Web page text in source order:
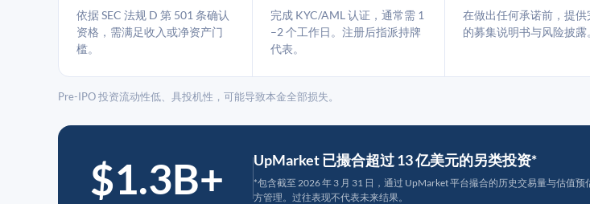
依据 SEC 法规 D 第 501 条确认
资格，需满足收入或净资产门
槛。
完成 KYC/AML 认证，通常需 1
–2 个工作日。注册后指派持牌
代表。
在做出任何承诺前，提供
的募集说明书与风险披露
Pre-IPO 投资流动性低、具投机性，可能导致本金全部损失。
$1.3B+ UpMarket 已撮合超过 13 亿美元的另类投资*
*包含截至 2026 年 3 月 31 日，通过 UpMarket 平台撮合的历史交易量与估值
方管理。过往表现不代表未来结果。